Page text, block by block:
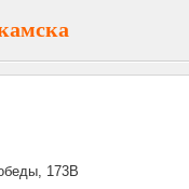
173В